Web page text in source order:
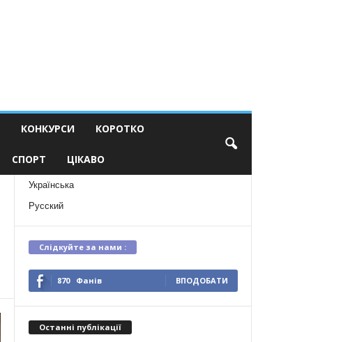
КОНКУРСИ КОРОТКО
СПОРТ ЦІКАВО
Українська
Русский
Слідкуйте за нами :
870 Фанів ВПОДОБАТИ
Останні публікації